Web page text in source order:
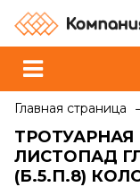
Главная страница
ЛИСТОПАД
(Б.5.П.8)